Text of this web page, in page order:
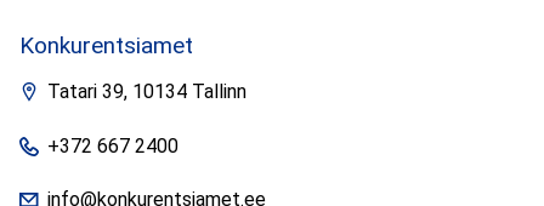
Konkurentsiamet
Tatari 39, 10134 Tallinn
+372 667 2400
info@konkurentsiamet.ee